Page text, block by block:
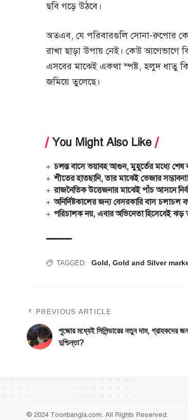
ছবি গড়ে উঠবে।
অতএব, যে পরিবারগুলি সোনা-রুপোর
রাখা ছাড়া উপায় নেই। কেউ আগেভাগে
এসবের মাঝেই একথা স্পষ্ট, হলুদ ধাতু
জমিয়ে তুলেছে।
You Might Also Like
চলন্ত বাসে ভয়াবহ আগুন, মুহূর্তের মধ্যে শেষ
শীতের হাতছানি, তার মাঝেই ভেজার
রাজনৈতিক উত্তেজনার মাঝেই পাঁচ আসনে
অনির্দিষ্টকালের জন্য বেসরকারি বাস চলাচল
পরিচালক নয়, এবার অভিনেতা হিসেবেই ঝড়
TAGGED: Gold,Gold and Silver
PREVIOUS ARTICLE
পুজোর মধ্যেই সিলিন্ডারের নতুন দাম, গ্রাহকদের
দুশ্চিন্তা?
© 2024 Toonbangla.com. All Rights Reserved.